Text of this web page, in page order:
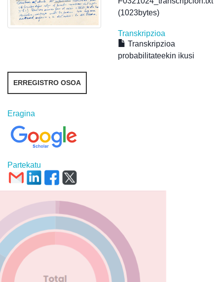
(1023bytes)
Transkripzioa
Transkripzioa
probabilitateekin ikusi
ERREGISTRO OSOA
Eragina
Partekatu